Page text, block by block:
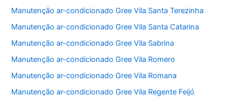
Manutenção ar-condicionado Gree Vila Santa Terezinha
Manutenção ar-condicionado Gree Vila Santa Catarina
Manutenção ar-condicionado Gree Vila Sabrina
Manutenção ar-condicionado Gree Vila Romero
Manutenção ar-condicionado Gree Vila Romana
Manutenção ar-condicionado Gree Vila Regente Feijó